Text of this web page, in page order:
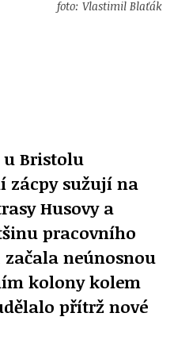
foto: Vlastimil Blaťák
u Bristolu
zácpy sužují na
Husovy a
pracovního
neúnosnou
kolony kolem
přítrž nové